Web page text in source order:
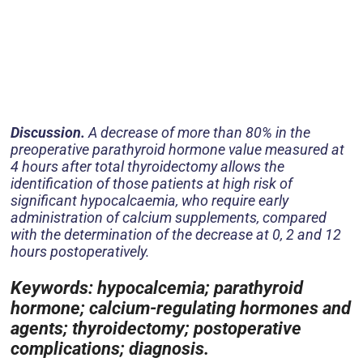
Discussion. A decrease of more than 80% in the
preoperative parathyroid hormone value measured at
4 hours after total thyroidectomy allows the
identification of those patients at high risk of
significant hypocalcaemia, who require early
administration of calcium supplements, compared
with the determination of the decrease at 0, 2 and 12
hours postoperatively.
Keywords: hypocalcemia; parathyroid
hormone; calcium-regulating hormones and
agents; thyroidectomy; postoperative
complications; diagnosis.